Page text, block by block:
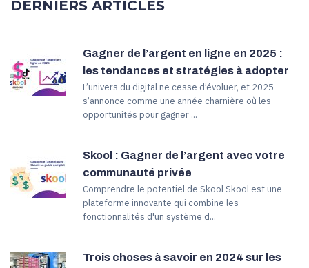
DERNIERS ARTICLES
Gagner de l’argent en ligne en 2025 :
les tendances et stratégies à adopter
L’univers du digital ne cesse d’évoluer, et 2025
s’annonce comme une année charnière où les
opportunités pour gagner ...
Skool : Gagner de l’argent avec votre
communauté privée
Comprendre le potentiel de Skool Skool est une
plateforme innovante qui combine les
fonctionnalités d'un système d...
Trois choses à savoir en 2024 sur les